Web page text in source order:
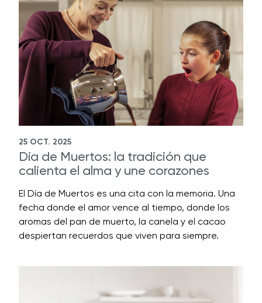
25 OCT. 2025
Día de Muertos: la tradición que
calienta el alma y une corazones
El Día de Muertos es una cita con la memoria. Una
fecha donde el amor vence al tiempo, donde los
aromas del pan de muerto, la canela y el cacao
despiertan recuerdos que viven para siempre.